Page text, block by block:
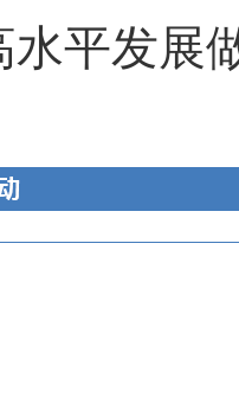
水平发展